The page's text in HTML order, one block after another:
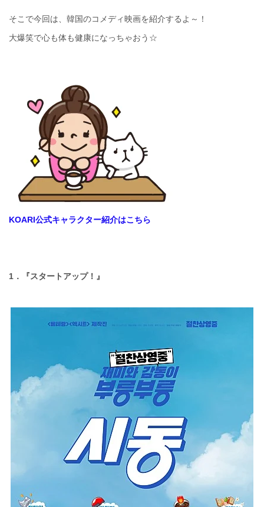
そこで今回は、韓国のコメディ映画を紹介するよ～！
大爆笑で心も体も健康になっちゃおう☆
KOARI公式キャラクター紹介はこちら
1． 『スタートアップ！』